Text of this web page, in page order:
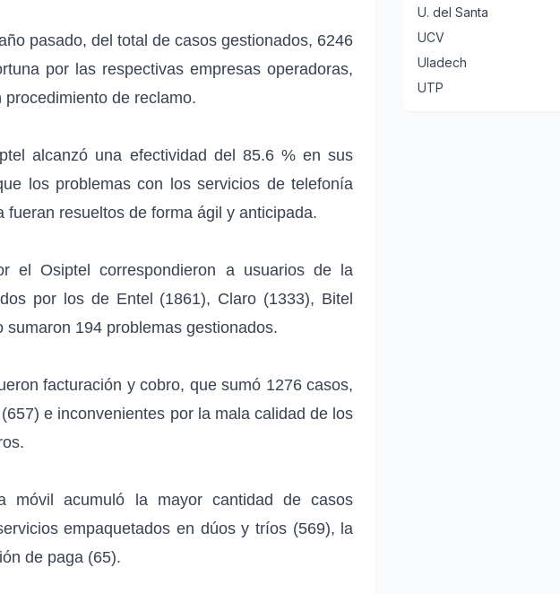
pasado, del total de casos gestionados, 6246
por las respectivas empresas operadoras,
de reclamo.
alcanzó una efectividad del 85.6 % en sus
los problemas con los servicios de telefonía
resueltos de forma ágil y anticipada.
el Osiptel correspondieron a usuarios de la
por los de Entel (1861), Claro (1333), Bitel
194 problemas gestionados.
facturación y cobro, que sumó 1276 casos,
e inconvenientes por la mala calidad de los
acumuló la mayor cantidad de casos
empaquetados en dúos y tríos (569), la
de paga (65).
U. del Santa
UCV
Uladech
UTP